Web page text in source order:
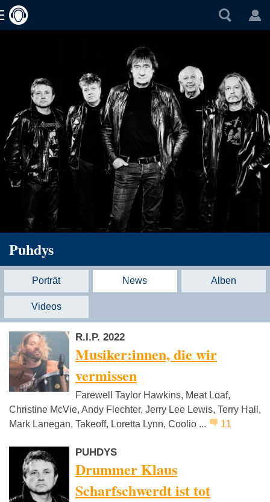
Puhdys
Porträt News Alben
Videos
R.I.P. 2022
Musiker:innen, die wir
vermissen
Farewell Taylor Hawkins, Meat Loaf,
Christine McVie, Andy Flechter, Jerry Lee Lewis, Terry Hall,
Mark Lanegan, Takeoff, Loretta Lynn, Coolio ...
11
PUHDYS
Drummer Klaus
Scharfschwerdt ist tot